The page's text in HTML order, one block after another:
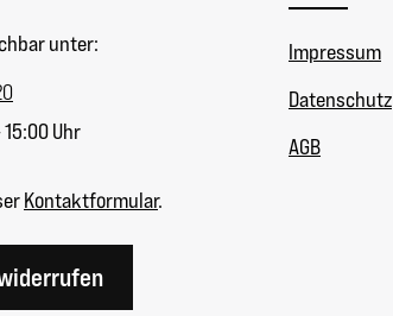
unter:
Uhr
Kontaktformular.
Impressum
Datenschutz
AGB